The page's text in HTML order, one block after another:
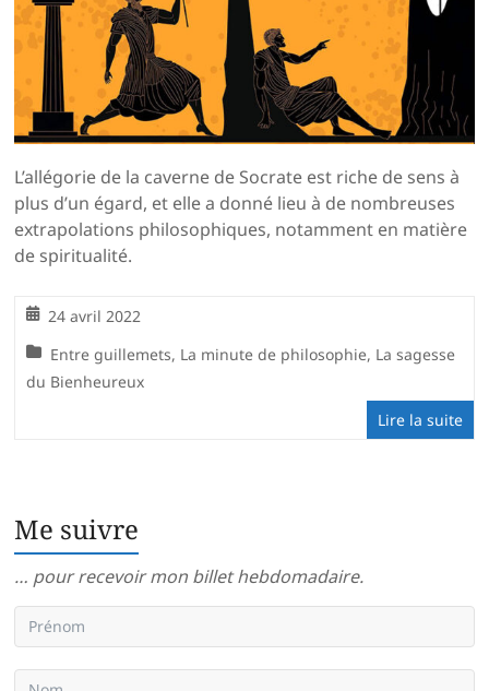
L’allégorie de la caverne de Socrate est riche de sens à
plus d’un égard, et elle a donné lieu à de nombreuses
extrapolations philosophiques, notamment en matière
de spiritualité.
24 avril 2022
Entre guillemets, La minute de philosophie, La sagesse
du Bienheureux
Lire la suite
Me suivre
… pour recevoir mon billet hebdomadaire.